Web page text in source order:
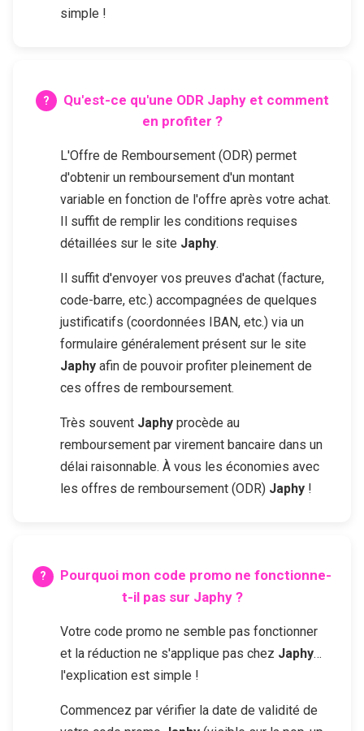
simple !
Qu'est-ce qu'une ODR Japhyet comment
en profiter ?
L'Offre de Remboursement (ODR) permet
d'obtenir un remboursement d'un montant
variable en fonction de l'offre après votre achat.
Il suffit de remplir les conditions requises
détaillées sur le site Japhy.
Il suffit d'envoyer vos preuves d'achat (facture,
code-barre, etc.) accompagnées de quelques
justificatifs (coordonnées IBAN, etc.) via un
formulaire généralement présent sur le site
Japhy afin de pouvoir profiter pleinement de
ces offres de remboursement.
Très souvent Japhy procède au
remboursement par virement bancaire dans un
délai raisonnable. À vous les économies avec
les offres de remboursement (ODR) Japhy !
Pourquoi mon code promo ne fonctionne-
t-il pas sur Japhy?
Votre code promo ne semble pas fonctionner
et la réduction ne s'applique pas chez Japhy…
l'explication est simple !
Commencez par vérifier la date de validité de